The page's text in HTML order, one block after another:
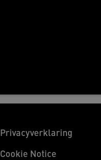
Privacyverklaring
Cookie Notice